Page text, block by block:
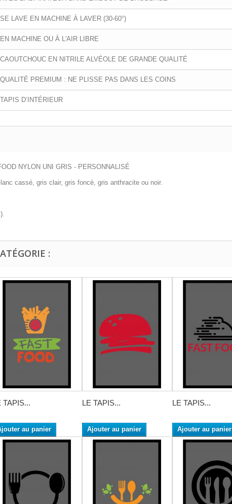
SE LAVE EN MACHINE À LAVER (30-60°)
EN MACHINE OU À L'AIR LIBRE
CAOUTCHOUC EN NITRILE ALVÉOLE DE GRANDE QUALITÉ
QUALITÉ PREMIUM : NE PLISSE PAS DANS LES COINS
TAPIS D’INTÉRIEUR
NYLON UNI GRIS - PERSONNALISÉ
cassé, gris clair, gris foncé, gris anthracite ou noir.
:
TAPIS...
au panier
LE TAPIS...
Ajouter au panier
LE TAPIS...
Ajouter au panier